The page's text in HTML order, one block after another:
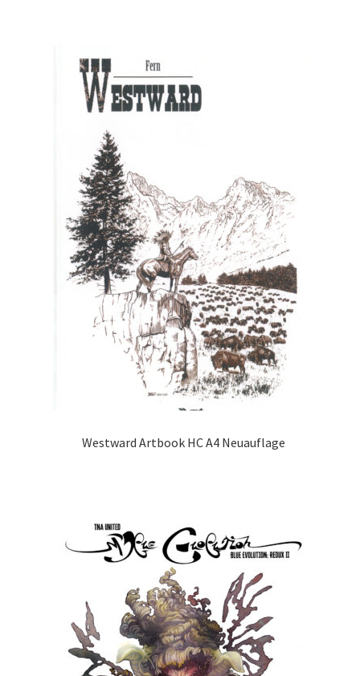
Westward Artbook HC A4 Neuauflage